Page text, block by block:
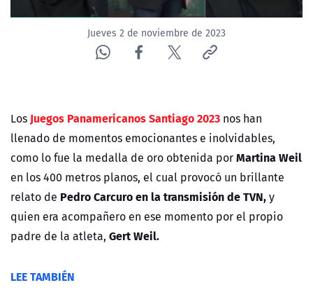
Jueves 2 de noviembre de 2023
LosJuegos Panamericanos Santiago 2023 nos han
llenado de momentos emocionantes e inolvidables,
como lo fue la medalla de oro obtenida porMartina Weil
en los 400 metros planos, el cual provocó un brillante
relato de Pedro Carcuro en la transmisión de TVN,y
quien era acompañero en ese momento por el propio
padre de la atleta, Gert Weil.
LEE TAMBIÉN